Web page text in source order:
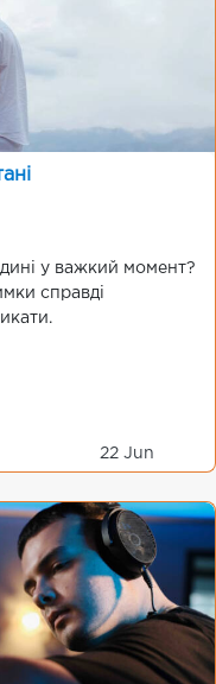
у важкий момент?
справді
22 Jun